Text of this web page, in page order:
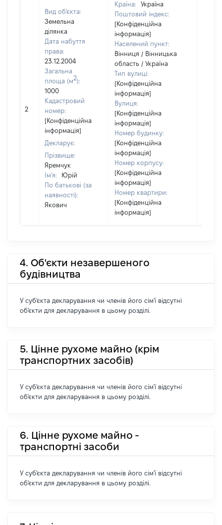
2
Вид об'єкта:
Земельна
ділянка
Дата набуття
права:
23.12.2004
Загальна
площа (м2):
1000
Кадастровий
номер:
[Конфіденційна
інформація]
Декларує:
Прізвище:
Яремчук
Ім'я:
Юрій
По батькові (за
наявності):
Якович
Країна:
Україна
Поштовий індекс:
[Конфіденційна
інформація]
Населений пункт:
Вінниця / Вінницька
область / Україна
Тип вулиці:
[Конфіденційна
інформація]
Вулиця:
[Конфіденційна
інформація]
Номер будинку:
[Конфіденційна
інформація]
Номер корпусу:
[Конфіденційна
інформація]
Номер квартири:
[Конфіденційна
інформація]
4. Об'єкти незавершеного
будівництва
У суб'єкта декларування чи членів його сім'ї відсутні
об'єкти для декларування в цьому розділі.
5. Цінне рухоме майно (крім
транспортних засобів)
У суб'єкта декларування чи членів його сім'ї відсутні
об'єкти для декларування в цьому розділі.
6. Цінне рухоме майно -
транспортні засоби
У суб'єкта декларування чи членів його сім'ї відсутні
об'єкти для декларування в цьому розділі.